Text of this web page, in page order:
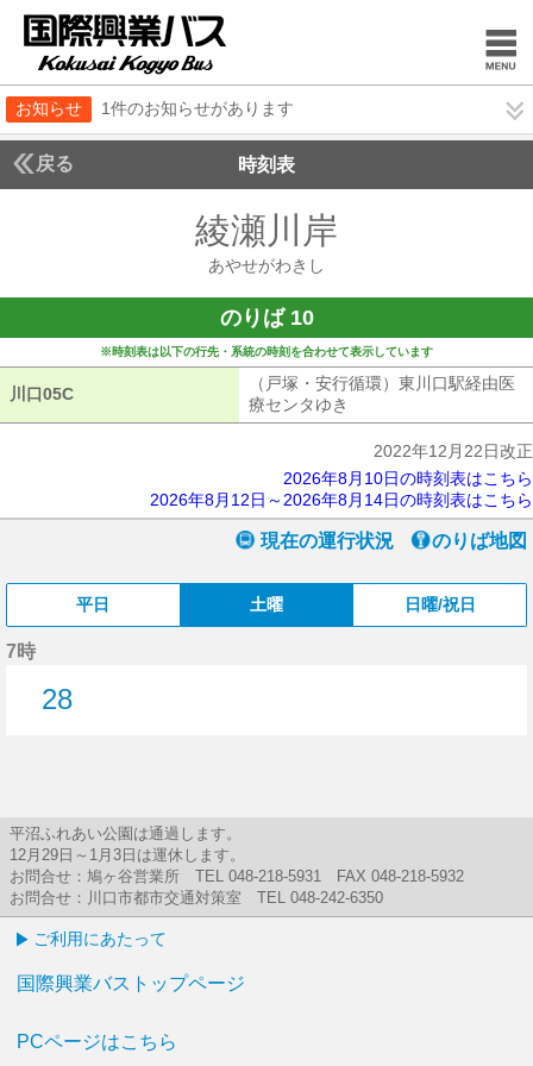
お知らせ 1件のお知らせがあります
戻る 時刻表
綾瀬川岸
あやせがわきし
のりば 10
※時刻表は以下の行先・系統の時刻を合わせて表示しています
川口05C
（戸塚・安行循環）東川口駅経由医
療センタゆき
2022年12月22日改正
2026年8月10日の時刻表はこちら
2026年8月12日～2026年8月14日の時刻表はこちら
現在の運行状況 のりば地図
平日 土曜 日曜/祝日
7時
28
平沼ふれあい公園は通過します。
12月29日～1月3日は運休します。
お問合せ：鳩ヶ谷営業所 TEL 048-218-5931 FAX 048-218-5932
お問合せ：川口市都市交通対策室 TEL 048-242-6350
ご利用にあたって
国際興業バストップページ
PCページはこちら